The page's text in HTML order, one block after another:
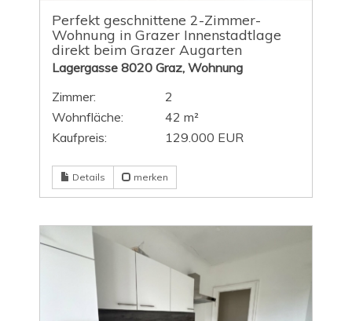
Perfekt geschnittene 2-Zimmer-
Wohnung in Grazer Innenstadtlage
direkt beim Grazer Augarten
Lagergasse 8020 Graz, Wohnung
Zimmer:
2
Wohnfläche:
42 m²
Kaufpreis:
129.000 EUR
Details merken